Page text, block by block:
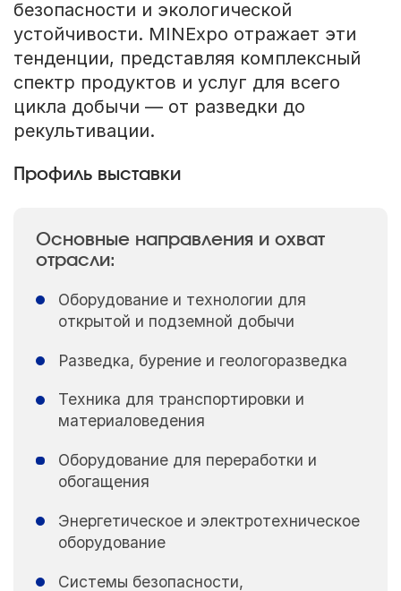
безопасности и экологической
устойчивости. MINExpo отражает эти
тенденции, представляя комплексный
спектр продуктов и услуг для всего
цикла добычи — от разведки до
рекультивации.
Профиль выставки
Основные направления и охват
отрасли:
Оборудование и технологии для
открытой и подземной добычи
Разведка, бурение и геологоразведка
Техника для транспортировки и
материаловедения
Оборудование для переработки и
обогащения
Энергетическое и электротехническое
оборудование
Системы безопасности,